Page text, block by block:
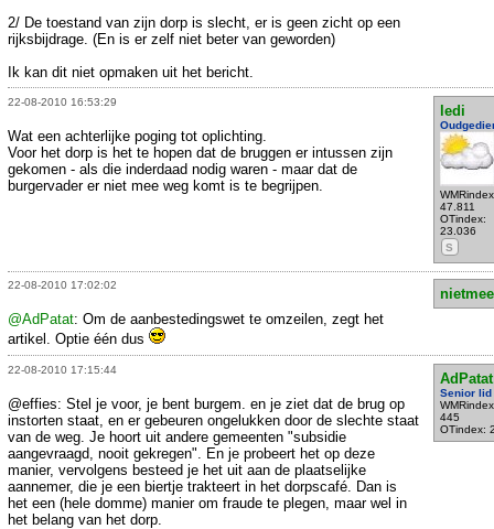
2/ De toestand van zijn dorp is slecht, er is geen zicht op een
rijksbijdrage. (En is er zelf niet beter van geworden)
Ik kan dit niet opmaken uit het bericht.
22-08-2010 16:53:29
ledi
47.811
OTindex:
23.036
S
Wat een achterlijke poging tot oplichting.
Voor het dorp is het te hopen dat de bruggen er intussen zijn
gekomen - als die inderdaad nodig waren - maar dat de
burgervader er niet mee weg komt is te begrijpen.
22-08-2010 17:02:02
@AdPatat: Om de aanbestedingswet te omzeilen, zegt het
artikel. Optie één dus
22-08-2010 17:15:44
AdPatat
Senior lid
445
OTindex:
@effies: Stel je voor, je bent burgem. en je ziet dat de brug op
instorten staat, en er gebeuren ongelukken door de slechte staat
van de weg. Je hoort uit andere gemeenten "subsidie
aangevraagd, nooit gekregen". En je probeert het op deze
manier, vervolgens besteed je het uit aan de plaatselijke
aannemer, die je een biertje trakteert in het dorpscafé. Dan is
het een (hele domme) manier om fraude te plegen, maar wel in
het belang van het dorp.